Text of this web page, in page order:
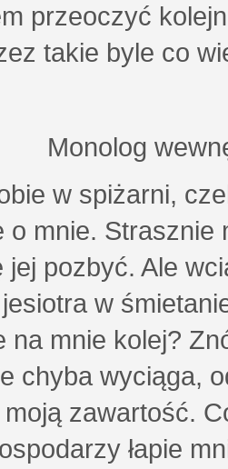
przeoczyć
takie byle co
Monolog
spiżarni,
o mnie.
jej pozbyć. Ale
w
na mnie kolej?
chyba wyciąga,
moją zawartość.
łapie